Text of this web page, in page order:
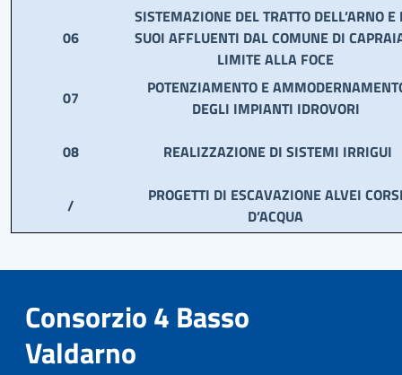
06
SISTEMAZIONE DEL TRATTO DELL’ARNO E
SUOI AFFLUENTI DAL COMUNE DI
LIMITE ALLA FOCE
07
POTENZIAMENTO E
DEGLI IMPIANTI IDROVORI
08
REALIZZAZIONE DI SISTEMI IRRIGUI
/
PROGETTI DI ESCAVAZIONE ALVEI
D’ACQUA
Consorzio 4 Basso
Valdarno